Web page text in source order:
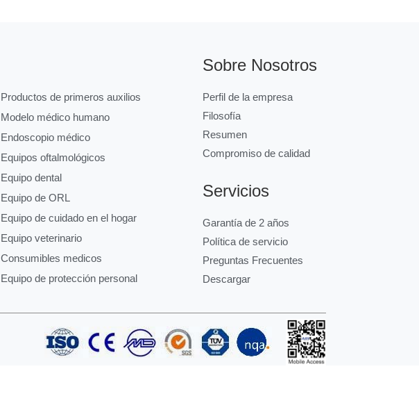
Productos de primeros auxilios
Modelo médico humano
Endoscopio médico
Equipos oftalmológicos
Equipo dental
Equipo de ORL
Equipo de cuidado en el hogar
Equipo veterinario
Consumibles medicos
Equipo de protección personal
Sobre Nosotros
Perfil de la empresa
Filosofía
Resumen
Compromiso de calidad
Servicios
Garantía de 2 años
Política de servicio
Preguntas Frecuentes
Descargar